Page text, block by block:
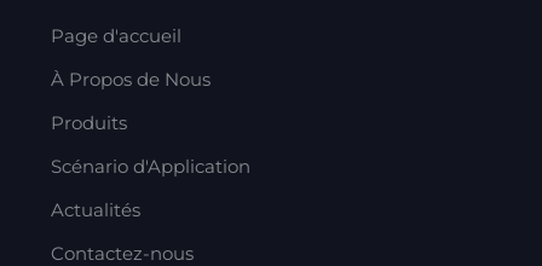
Page d'accueil
À Propos de Nous
Produits
Scénario d'Application
Actualités
Contactez-nous